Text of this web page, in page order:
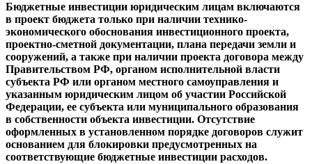
Бюджетные инвестиции юридическим лицам включаются
в проект бюджета только при наличии технико-
экономического обоснования инвестиционного проекта,
проектно-сметной документации, плана передачи земли и
сооружений, а также при наличии проекта договора между
Правительством РФ, органом исполнительной власти
субъекта РФ или органом местного самоуправления и
указанным юридическим лицом об участии Российской
Федерации, ее субъекта или муниципального образования
в собственности объекта инвестиции. Отсутствие
оформленных в установленном порядке договоров служит
основанием для блокировки предусмотренных на
соответствующие бюджетные инвестиции расходов.